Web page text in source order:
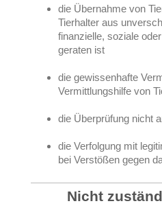
die Übernahme von
Tierhalter aus
finanzielle, soziale
geraten ist
die gewissenhafte
Vermittlungshilfe von
die Überprüfung nicht
die Verfolgung mit
bei Verstößen gegen
Nicht